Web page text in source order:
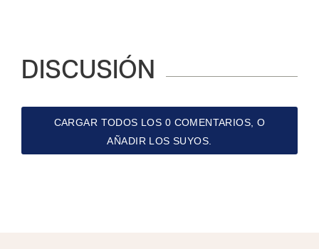
DISCUSIÓN
CARGAR TODOS LOS 0 COMENTARIOS, O
AÑADIR LOS SUYOS.